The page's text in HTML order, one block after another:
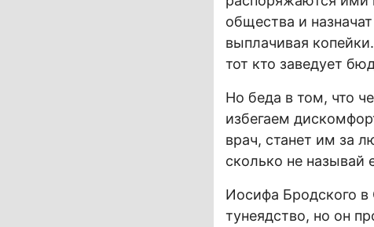
общества и
выплачивая
тот кто заведует
Но беда в том, что
избегаем
врач, станет им за
сколько не называй
Иосифа Бродского
тунеядство, но он